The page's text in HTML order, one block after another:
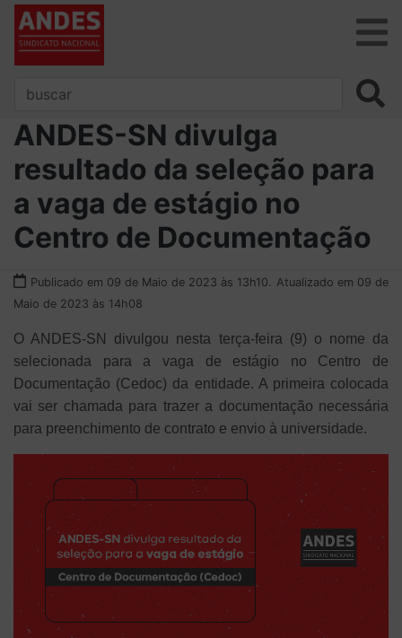
ANDES-SN divulga
resultado da seleção para
a vaga de estágio no
Centro de Documentação
Publicado em 09 de Maio de 2023 às 13h10.
Atualizado em 09 de
Maio de 2023 às 14h08
O ANDES-SN divulgou nesta terça-feira (9) o nome da
selecionada para a vaga de estágio no Centro de
Documentação (Cedoc) da entidade. A primeira colocada
vai ser chamada para trazer a documentação necessária
para preenchimento de contrato e envio à universidade.